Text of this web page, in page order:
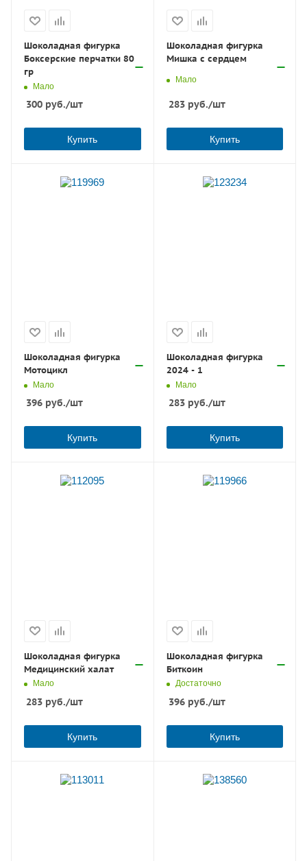
Шоколадная фигурка
Боксерские перчатки 80
гр
Мало
300 руб./шт
Купить
Шоколадная фигурка
Мишка с сердцем
Мало
283руб./шт
Купить
Шоколадная фигурка
Мотоцикл
Мало
396 руб./шт
Купить
Шоколадная фигурка
2024 - 1
Мало
283руб./шт
Купить
Шоколадная фигурка
Медицинский халат
Мало
283 руб./шт
Купить
Шоколадная фигурка
Биткоин
Достаточно
396руб./шт
Купить